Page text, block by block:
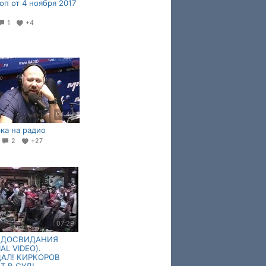
от 4 ноября 2017
1 +4
04:49
на радио
2 +27
07:29
VIDEO).
КИРКОРОВ